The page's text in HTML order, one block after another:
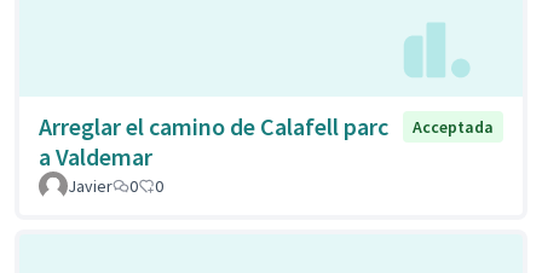
Arreglar el camino de Calafell parc
a Valdemar
Acceptada
Javier 0 0